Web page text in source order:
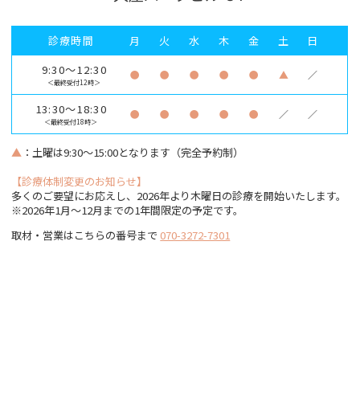
診療時間 月 火 水 木 金 土
日
9:30～12:30
＜最終受付12時＞
● ● ● ● ● ▲ ／
13:30～18:30
＜最終受付18時＞
● ● ● ● ● ／ ／
▲ ：土曜は9:30～15:00となります（完全予約制）
【診療体制変更のお知らせ】
多くのご要望にお応えし、2026年より木曜日の診療を開始いたします。
※2026年1月〜12月までの1年間限定の予定です。
取材・営業はこちらの番号まで 070-3272-7301